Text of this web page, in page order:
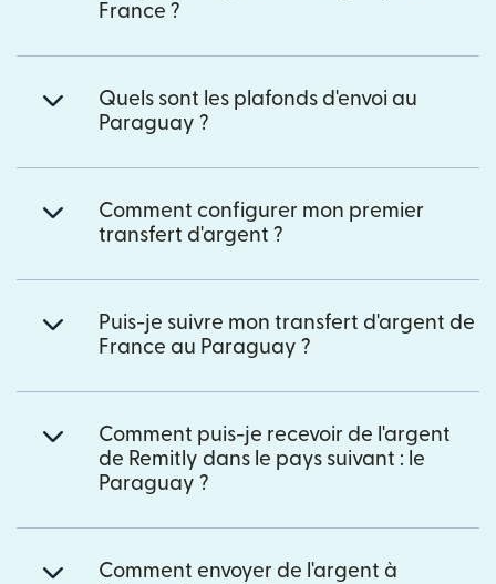
France ?
Quels sont les plafonds d'envoi au
Paraguay ?
Comment configurer mon premier
transfert d'argent ?
Puis-je suivre mon transfert d'argent de
France au Paraguay ?
Comment puis-je recevoir de l'argent
de Remitly dans le pays suivant : le
Paraguay ?
Comment envoyer de l'argent à